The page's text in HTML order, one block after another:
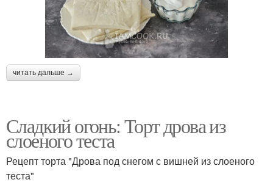
читать дальше →
Сладкий огонь: Торт дрова из
слоеного теста
Рецепт торта "Дрова под снегом с вишней из слоеного
теста"